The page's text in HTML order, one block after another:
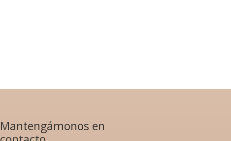
Mantengámonos en